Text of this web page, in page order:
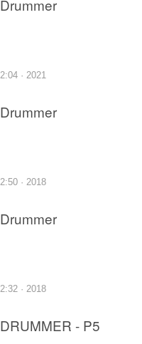
Drummer
2:04 · 2021
Drummer
2:50 · 2018
Drummer
2:32 · 2018
DRUMMER - P5